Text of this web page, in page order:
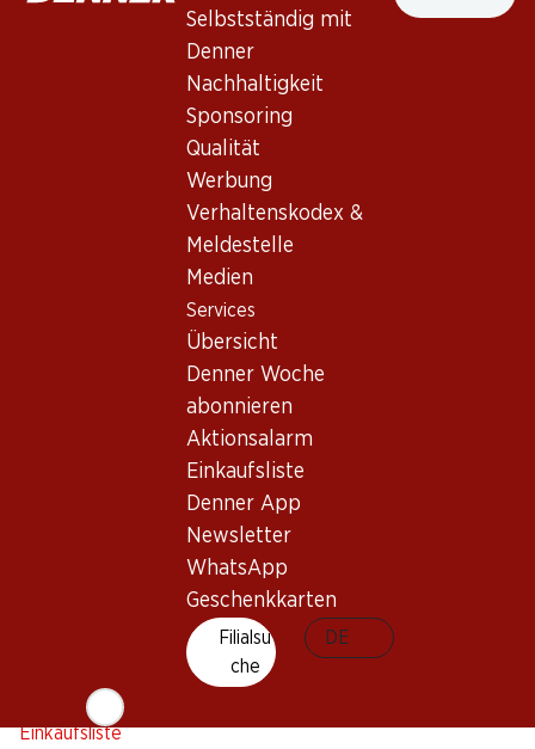
Selbstständig mit
Denner
Nachhaltigkeit
Sponsoring
Qualität
Werbung
Verhaltenskodex &
Meldestelle
Medien
Services
Übersicht
Denner Woche
abonnieren
Aktionsalarm
Einkaufsliste
Denner App
Newsletter
WhatsApp
Geschenkkarten
Filialsu
che
DE
4 Produkten
Nach Oben
Bleiben Sie mit dem Denner Newsletter immer auf dem
Denner Woche abonnieren
Aktionsalarm
Einkaufsliste
Filialen
Filialsuche